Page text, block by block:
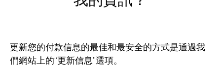
更新您的付款信息的最佳和最安全的方式是通過我
們網站上的“更新信息”選項。